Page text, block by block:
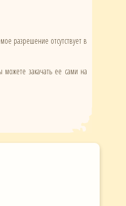
разрешение отсутствует в
можете закачать ее сами на